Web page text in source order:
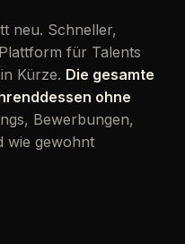
neu. Schneller,
für Talents
Kürze. Die gesamte
ohne
Bewerbungen,
wie gewohnt